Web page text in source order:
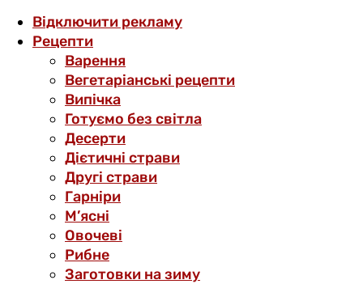
Відключити рекламу
Рецепти
Варення
Вегетаріанські рецепти
Випічка
Готуємо без світла
Десерти
Дієтичні страви
Другі страви
Гарніри
М’ясні
Овочеві
Рибне
Заготовки на зиму